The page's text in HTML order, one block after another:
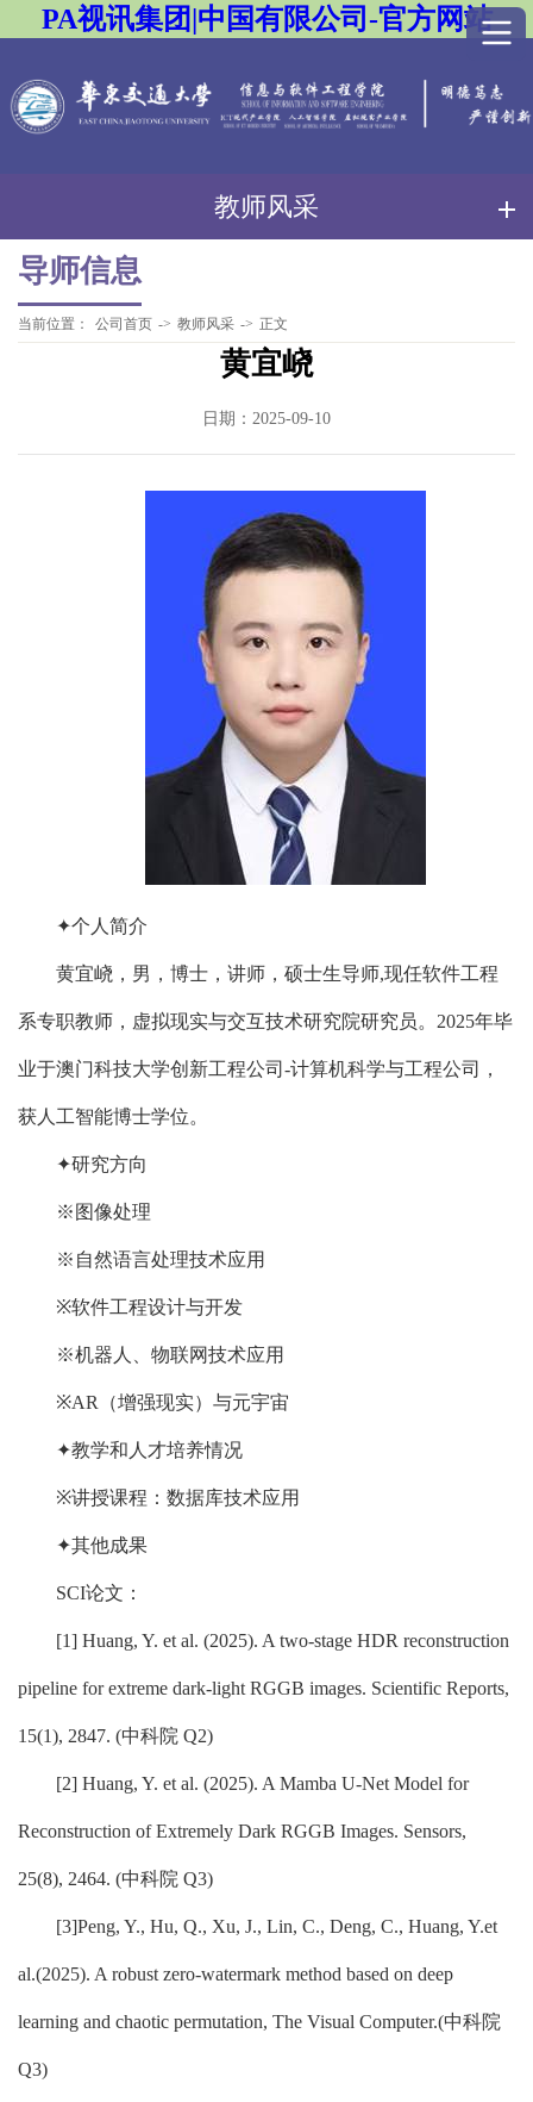
PA视讯集团|中国有限公司-官方网站
教师风采
导师信息
当前位置： 公司首页 -> 教师风采 -> 正文
黄宜峣
日期：2025-09-10
✦个人简介
黄宜峣，男，博士，讲师，硕士生导师,现任软件工程
系专职教师，虚拟现实与交互技术研究院研究员。 2025年毕
业于澳门科技大学创新工程公司 -计算机科学与工程公司，
获人工智能博士学位。
✦研究方向
※图像处理
※自然语言处理技术应用
※软件工程设计与开发
※机器人、物联网技术应用
※AR （增强现实）与元宇宙
✦教学和人才培养情况
※讲授课程：数据库技术应用
✦其他成果
SCI论文：
[1] Huang, Y. et al. (2025). A two-stage HDR reconstruction
pipeline for extreme dark-light RGGB images. Scientific Reports,
15(1), 2847. (中科院 Q2)
[2] Huang, Y. et al. (2025). A Mamba U-Net Model for
Reconstruction of Extremely Dark RGGB Images. Sensors,
25(8), 2464. (中科院 Q3)
[3]Peng, Y., Hu, Q., Xu, J., Lin, C., Deng, C., Huang, Y.et
al.(2025). A robust zero-watermark method based on deep
learning and chaotic permutation, The Visual Computer.(中科院
Q3)